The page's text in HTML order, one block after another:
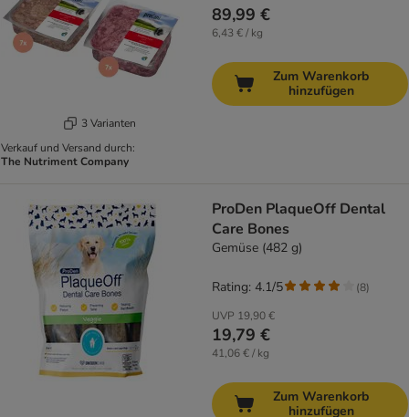
3 Varianten
Verkauf und Versand durch:
The Nutriment Company
89,99 €
6,43 € / kg
Zum Warenkorb
hinzufügen
ProDen PlaqueOff Dental
Care Bones
Gemüse (482 g)
UVP 19,90 €
19,79 €
41,06 € / kg
Rating: 4.1/5 (8)
Zum Warenkorb
hinzufügen